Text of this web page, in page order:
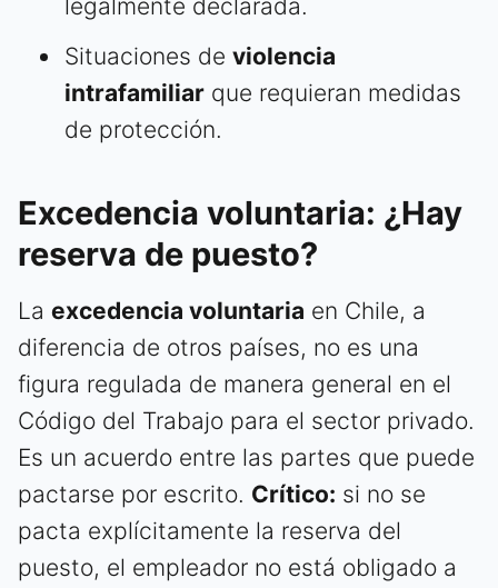
legalmente declarada.
Situaciones de violencia
intrafamiliar que requieran medidas
de protección.
Excedencia voluntaria: ¿Hay
reserva de puesto?
La excedencia voluntaria en Chile, a
diferencia de otros países, no es una
figura regulada de manera general en el
Código del Trabajo para el sector privado.
Es un acuerdo entre las partes que puede
pactarse por escrito. Crítico: si no se
pacta explícitamente la reserva del
puesto, el empleador no está obligado a